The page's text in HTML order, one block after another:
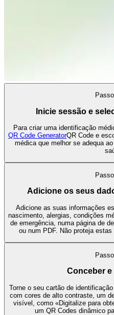
Passo
Inicie sessão e
Para criar uma identificação
QR Code GeneratorQR Code e
médica que melhor se adequa
Passo
Adicione os seus
Adicione as suas informações
nascimento, alergias, condições
de emergência, numa página de
ou num PDF. Não proteja
Passo
Conceber
Torne o seu cartão de
com cores de alto contraste, um
visível, como «Digitalize para
um QR Codes dinâmico